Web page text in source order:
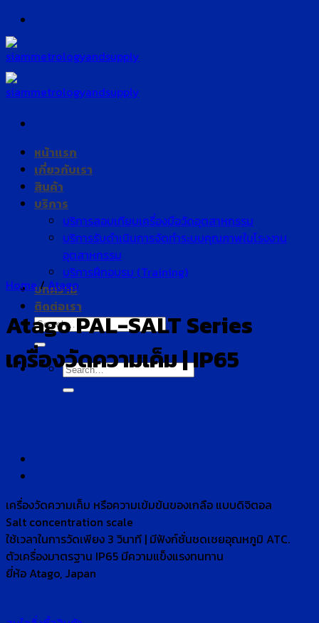
Skip
to
content
หน้าแรก
เกี่ยวกับเรา
สินค้า
บริการ
บริการสอบเทียบเครื่องมือวัดอุตสาหกรรม
บริการรับดำเนินการจัดทำระบบคุณภาพในโรงงาน
อุตสาหกรรม
บริการฝึกอบรม (Training)
บทความ
ติดต่อเรา
Search
for:
Search
for:
Home/Atago
Atago PAL-SALT Series
เครื่องวัดความเค็ม | IP65
เครื่องวัดความเค็ม หรือความเข้มข้นของเกลือ แบบดิจิตอล
Salt concentration scale
ใช้เวลาในการวัดเพียง 3 วินาที | มีฟังก์ชั่นชดเชยอุณหภูมิ ATC.
ตัวเครื่องมาตรฐาน IP65 มีความแข็งแรงทนทาน
ยี่ห้อ Atago, Japan